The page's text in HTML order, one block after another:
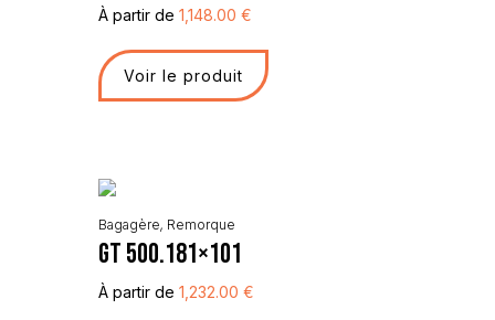
À partir de 1,148.00 €
Voir le produit
Bagagère, Remorque
GT 500.181×101
À partir de 1,232.00 €